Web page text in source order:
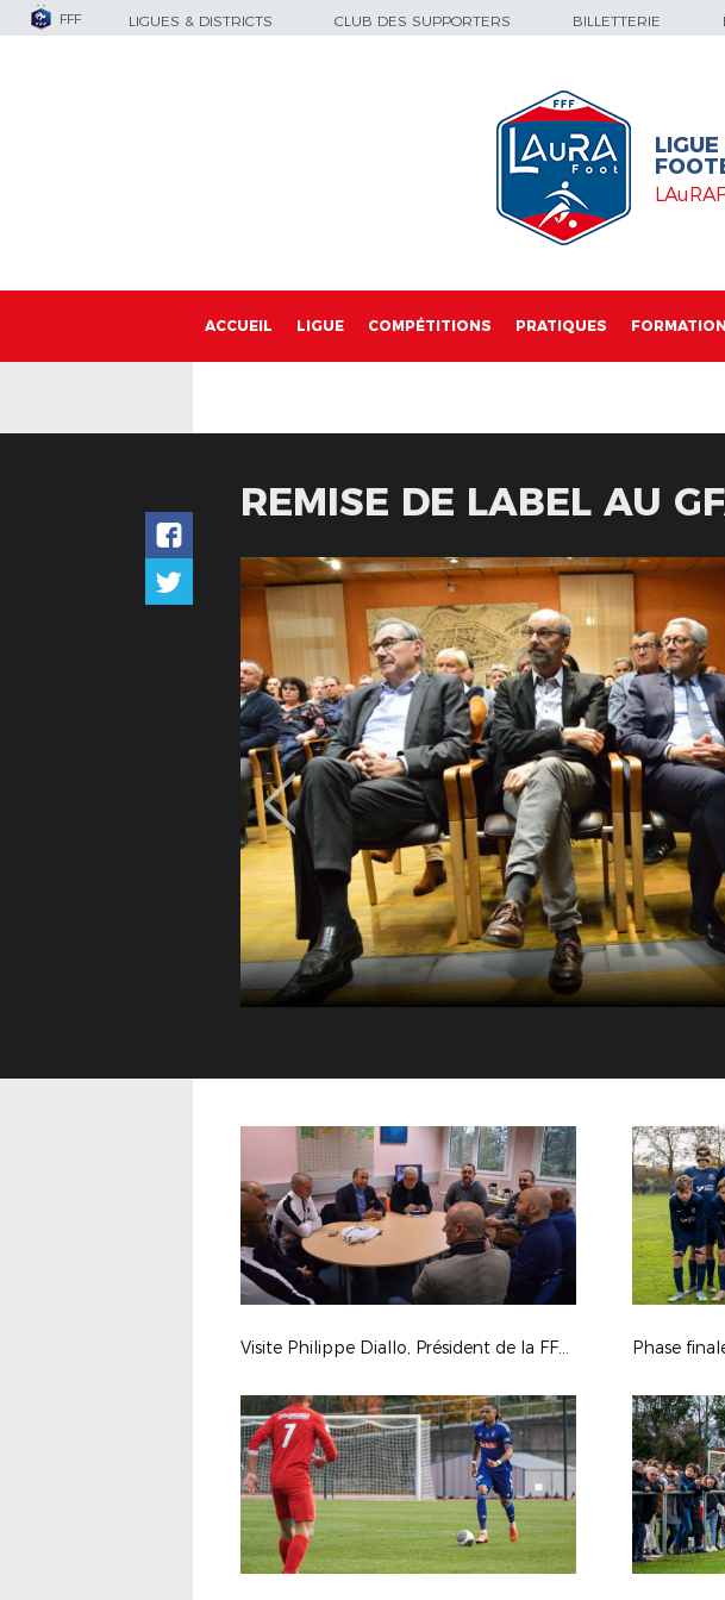
FFF LIGUES & DISTRICTS CLUB DES SUPPORTERS BILLETTERIE
ACCUEIL LIGUE COMPÉTITIONS PRATIQUES
REMISE DE LABEL AU
Visite Philippe Diallo, Président de la FFF et de Pascal Parent, Président de la LAuRAFoot, membre du COMEX au Collège de la Clavelière (Oullins) Phase